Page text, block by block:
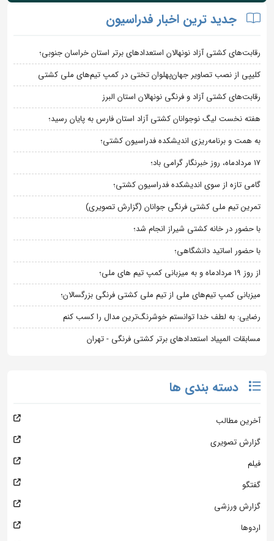
جدید ترین اخبار فدراسیون
رقابت‌های کشتی آزاد نونهالان استعدادهای برتر استان خراسان جنوبی؛
کلیپی از نصب تصاویر جهان‌پهلوان تختی در کمپ تیم‌های ملی کشتی
رقابت‌های کشتی آزاد و فرنگی نونهالان استان البرز
هفته نخست لیگ نوجوانان کشتی آزاد استان فارس به پایان رسید؛
به همت و برنامه‌ریزی اندیشکده فدراسیون کشتی؛
۱۷ مردادماه، روز خبرنگار گرامی باد؛
گامی تازه از سوی اندیشکده فدراسیون کشتی؛
تمرین تیم ملی کشتی فرنگی جوانان (گزارش تصویری)
با حضور در خانه کشتی شیراز انجام شد؛
با حضور اساتید دانشگاهی؛
از روز 19 مردادماه و به میزبانی کمپ تیم های ملی؛
میزبانی کمپ تیم‌های ملی از تیم ملی کشتی فرنگی بزرگسالان؛
رضایی: به لطف خدا توانستم خوشرنگ‌ترین مدال را کسب کنم
مسابقات المپیاد استعدادهای برتر کشتی فرنگی - تهران
دسته بندی ها
آخرین مطالب
گزارش تصویری
فیلم
گفتگو
گزارش ورزشی
اردوها